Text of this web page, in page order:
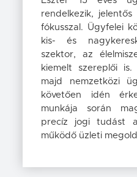
rendelkezik,
fókusszal. Ügyfelei
kis- és
szektor, az
kiemelt szereplői
majd nemzetközi
követően idén
munkája során
precíz jogi tudást
működő üzleti